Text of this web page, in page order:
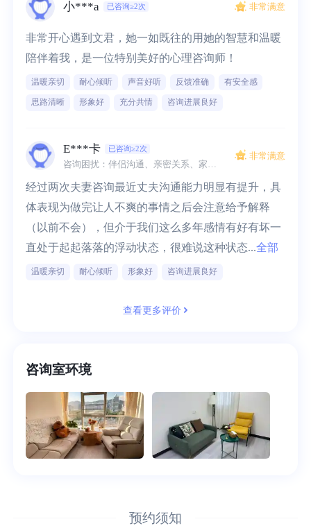
小***a 已咨询≥2次 非常满意
非常开心遇到文君，她一如既往的用她的智慧和温暖
陪伴着我，是一位特别美好的心理咨询师！
温暖亲切 耐心倾听 声音好听 反馈准确 有安全感
思路清晰 形象好 充分共情 咨询进展良好
E***卡 已咨询≥2次
咨询困扰：伴侣沟通、亲密关系、家庭冲突
非常满意
经过两次夫妻咨询最近丈夫沟通能力明显有提升，具
体表现为做完让人不爽的事情之后会注意给予解释
（以前不会），但介于我们这么多年感情有好有坏一
直处于起起落落的浮动状态，很难说这种状态...全部
温暖亲切 耐心倾听 形象好 咨询进展良好
查看更多评价
咨询室环境
预约须知